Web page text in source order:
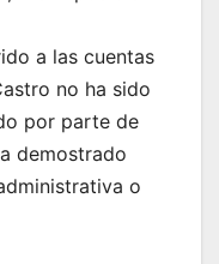
a las cuentas
no ha sido
por parte de
demostrado
o